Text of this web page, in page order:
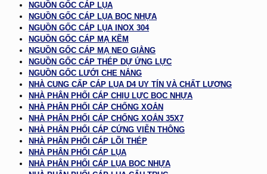
NGUỒN GỐC CÁP LỤA
NGUỒN GỐC CÁP LỤA BỌC NHỰA
NGUỒN GỐC CÁP LỤA INOX 304
NGUỒN GỐC CÁP MẠ KẼM
NGUỒN GỐC CÁP MẠ NEO GIẰNG
NGUỒN GỐC CÁP THÉP DỰ ỨNG LỰC
NGUỒN GỐC LƯỚI CHE NẮNG
NHÀ CUNG CẤP CÁP LỤA D4 UY TÍN VÀ CHẤT LƯỢNG
NHÀ PHÂN PHỐI CÁP CHỊU LỰC BỌC NHỰA
NHÀ PHÂN PHỐI CÁP CHỐNG XOẮN
NHÀ PHÂN PHỐI CÁP CHỐNG XOẮN 35X7
NHÀ PHÂN PHỐI CÁP CỨNG VIỄN THÔNG
NHÀ PHÂN PHỐI CÁP LÕI THÉP
NHÀ PHÂN PHỐI CÁP LỤA
NHÀ PHÂN PHỐI CÁP LỤA BỌC NHỰA